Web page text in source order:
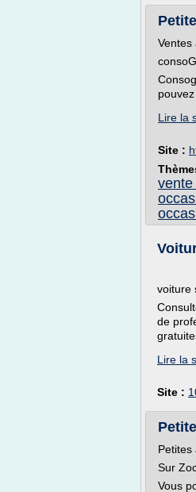
Ventes
pouvez
Lire la
Site :
vente
voiture
de
Lire la
Site :
Petites
Sur
Vous